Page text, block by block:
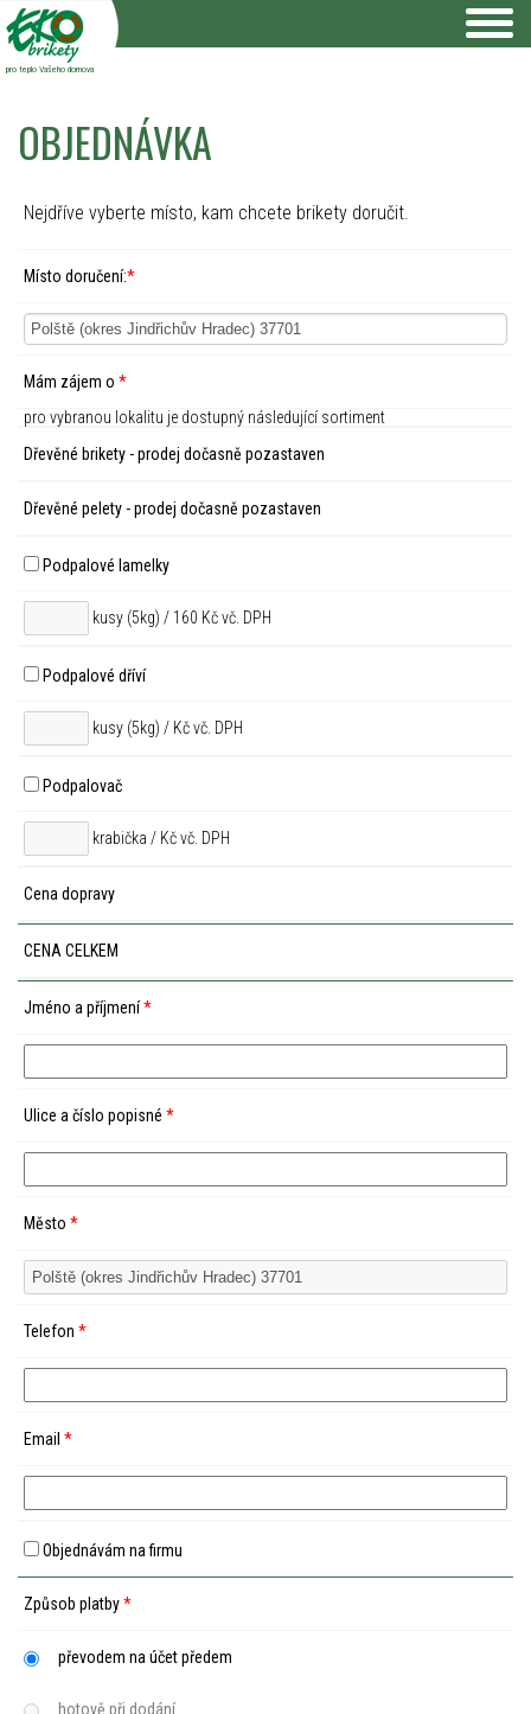
pro teplo Vašeho domova
OBJEDNÁVKA
Nejdříve vyberte místo, kam chcete brikety doručit.
Místo doručení:*
Mám zájem o *
pro vybranou lokalitu je dostupný následující sortiment
Dřevěné brikety - prodej dočasně pozastaven
Dřevěné pelety - prodej dočasně pozastaven
Podpalové lamelky
kusy (5kg) / 160 Kč vč. DPH
Podpalové dříví
kusy (5kg) / Kč vč. DPH
Podpalovač
krabička / Kč vč. DPH
Cena dopravy
CENA CELKEM
Jméno a příjmení*
Ulice a číslo popisné *
Město *
Telefon *
Email *
Objednávám na firmu
Způsob platby*
převodem na účet předem
hotově při dodání